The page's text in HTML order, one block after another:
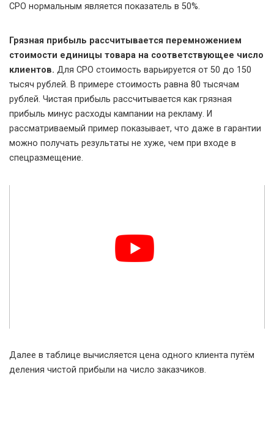
СРО нормальным является показатель в 50%.
Грязная прибыль рассчитывается перемножением
стоимости единицы товара на соответствующее число
клиентов. Для СРО стоимость варьируется от 50 до 150
тысяч рублей. В примере стоимость равна 80 тысячам
рублей. Чистая прибыль рассчитывается как грязная
прибыль минус расходы кампании на рекламу. И
рассматриваемый пример показывает, что даже в гарантии
можно получать результаты не хуже, чем при входе в
спецразмещение.
Далее в таблице вычисляется цена одного клиента путём
деления чистой прибыли на число заказчиков.